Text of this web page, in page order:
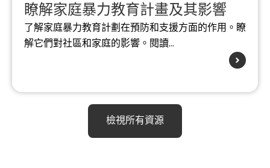
瞭解家庭暴力教育計畫及其影響
了解家庭暴力教育計劃在預防和支援方面的作用。瞭
解它們對社區和家庭的影響。閱讀...
檢視所有資源